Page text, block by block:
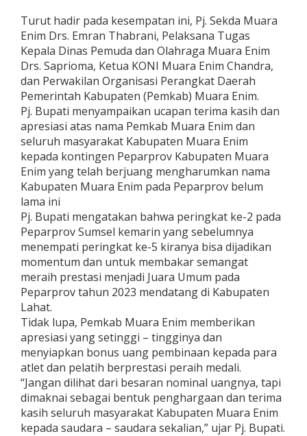
Turut hadir pada kesempatan ini, Pj. Sekda Muara
Enim Drs. Emran Thabrani, Pelaksana Tugas
Kepala Dinas Pemuda dan Olahraga Muara Enim
Drs. Saprioma, Ketua KONI Muara Enim Chandra,
dan Perwakilan Organisasi Perangkat Daerah
Pemerintah Kabupaten (Pemkab) Muara Enim.
Pj. Bupati menyampaikan ucapan terima kasih dan
apresiasi atas nama Pemkab Muara Enim dan
seluruh masyarakat Kabupaten Muara Enim
kepada kontingen Peparprov Kabupaten Muara
Enim yang telah berjuang mengharumkan nama
Kabupaten Muara Enim pada Peparprov belum
lama ini
Pj. Bupati mengatakan bahwa peringkat ke-2 pada
Peparprov Sumsel kemarin yang sebelumnya
menempati peringkat ke-5 kiranya bisa dijadikan
momentum dan untuk membakar semangat
meraih prestasi menjadi Juara Umum pada
Peparprov tahun 2023 mendatang di Kabupaten
Lahat.
Tidak lupa, Pemkab Muara Enim memberikan
apresiasi yang setinggi – tingginya dan
menyiapkan bonus uang pembinaan kepada para
atlet dan pelatih berprestasi peraih medali.
“Jangan dilihat dari besaran nominal uangnya, tapi
dimaknai sebagai bentuk penghargaan dan terima
kasih seluruh masyarakat Kabupaten Muara Enim
kepada saudara – saudara sekalian,” ujar Pj. Bupati.